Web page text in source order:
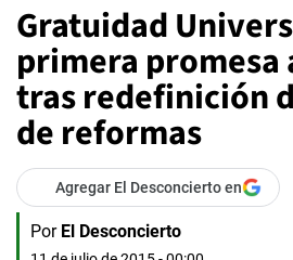
Gratuidad
primera promesa
tras redefinición
de reformas
Agregar El Desconcierto en
Por El Desconcierto